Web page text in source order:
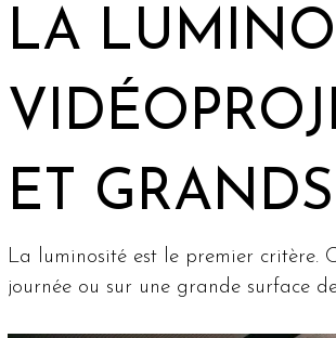
LA
ET
La luminosité est le premier critère.
journée ou sur une grande surface